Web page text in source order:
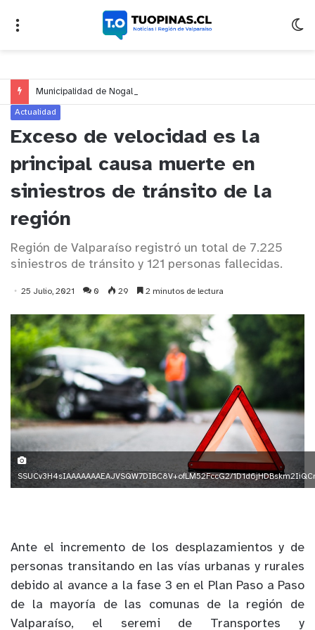
Actualidad
Exceso de velocidad es la
principal causa muerte en
siniestros de tránsito de la
región
Región de Valparaíso registró un total de 7.225
siniestros de tránsito y 121 personas fallecidas.
25 Julio, 2021 0 29 2 minutos de lectura
SSUCv3H4sIAAAAAAAEAJVSQW7DIBC8V+ofLM52FccG2/
Ante el incremento de los desplazamientos y de
personas transitando en las vías urbanas y rurales
debido al avance a la fase 3 en el Plan Paso a Paso
de la mayoría de las comunas de la región de
Valparaíso, el seremi de Transportes y